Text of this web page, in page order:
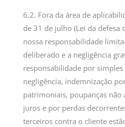
6.2. Fora da área de
de 31 de julho (Lei da defesa
nossa responsabilidade
deliberado e a negligência
responsabilidade por simples
negligência, indemnização
patrimoniais, poupanças não
juros e por perdas
terceiros contra o cliente